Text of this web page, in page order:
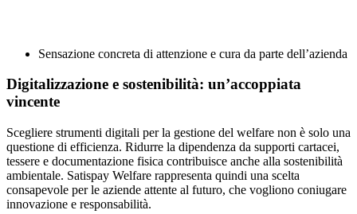
Sensazione concreta di attenzione e cura da parte dell’azienda
Digitalizzazione e sostenibilità: un’accoppiata
vincente
Scegliere strumenti digitali per la gestione del welfare non è solo una
questione di efficienza. Ridurre la dipendenza da supporti cartacei,
tessere e documentazione fisica contribuisce anche alla sostenibilità
ambientale. Satispay Welfare rappresenta quindi una scelta
consapevole per le aziende attente al futuro, che vogliono coniugare
innovazione e responsabilità.